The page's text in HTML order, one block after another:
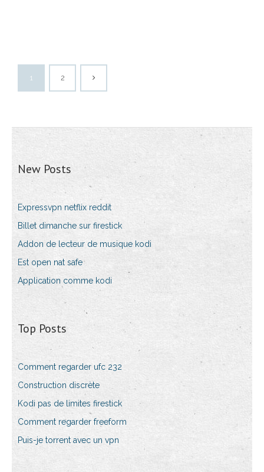
1 2
New Posts
Expressvpn netflix reddit
Billet dimanche sur firestick
Addon de lecteur de musique kodi
Est open nat safe
Application comme kodi
Top Posts
Comment regarder ufc 232
Construction discrète
Kodi pas de limites firestick
Comment regarder freeform
Puis-je torrent avec un vpn